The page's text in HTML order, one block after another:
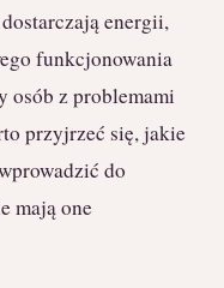
energii,
funkcjonowania
osób z problemami
przyjrzeć się, jakie
do
mają one